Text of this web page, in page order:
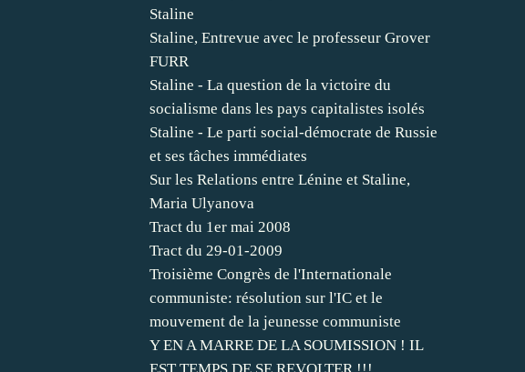
Staline
Staline, Entrevue avec le professeur Grover
FURR
Staline - La question de la victoire du
socialisme dans les pays capitalistes isolés
Staline - Le parti social-démocrate de Russie
et ses tâches immédiates
Sur les Relations entre Lénine et Staline,
Maria Ulyanova
Tract du 1er mai 2008
Tract du 29-01-2009
Troisième Congrès de l'Internationale
communiste: résolution sur l'IC et le
mouvement de la jeunesse communiste
Y EN A MARRE DE LA SOUMISSION ! IL